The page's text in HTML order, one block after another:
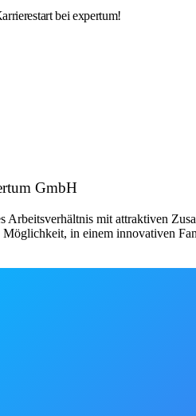
bei expertum!
GmbH
mit attraktiven
in einem innovativen